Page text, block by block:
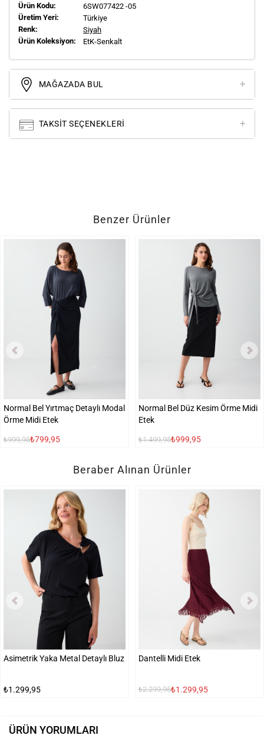
Ürün Kodu:
6SW077422 -05
Üretim Yeri:
Türkiye
Renk:
Siyah
Ürün Koleksiyon:
EtK-Serıkalt
MAĞAZADA BUL
TAKSIT SEÇENEKLERI
Benzer Ürünler
Normal Bel Yırtmaç Detaylı Modal
Örme Midi Etek
₺999,95₺799,95
Normal Bel Düz Kesim Örme Midi
Etek
₺1.499,95₺999,95
Beraber Alınan Ürünler
Asimetrik Yaka Metal Detaylı Bluz
₺1.299,95
Dantelli Midi Etek
₺2.299,95₺1.299,95
ÜRÜN YORUMLARI